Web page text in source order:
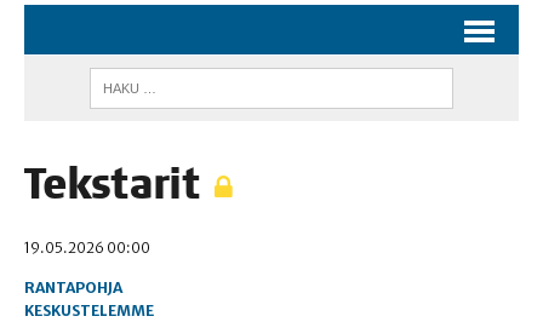
Teks­ta­rit
19.05.2026 00:00
RANTAPOHJA
KESKUSTELEMME